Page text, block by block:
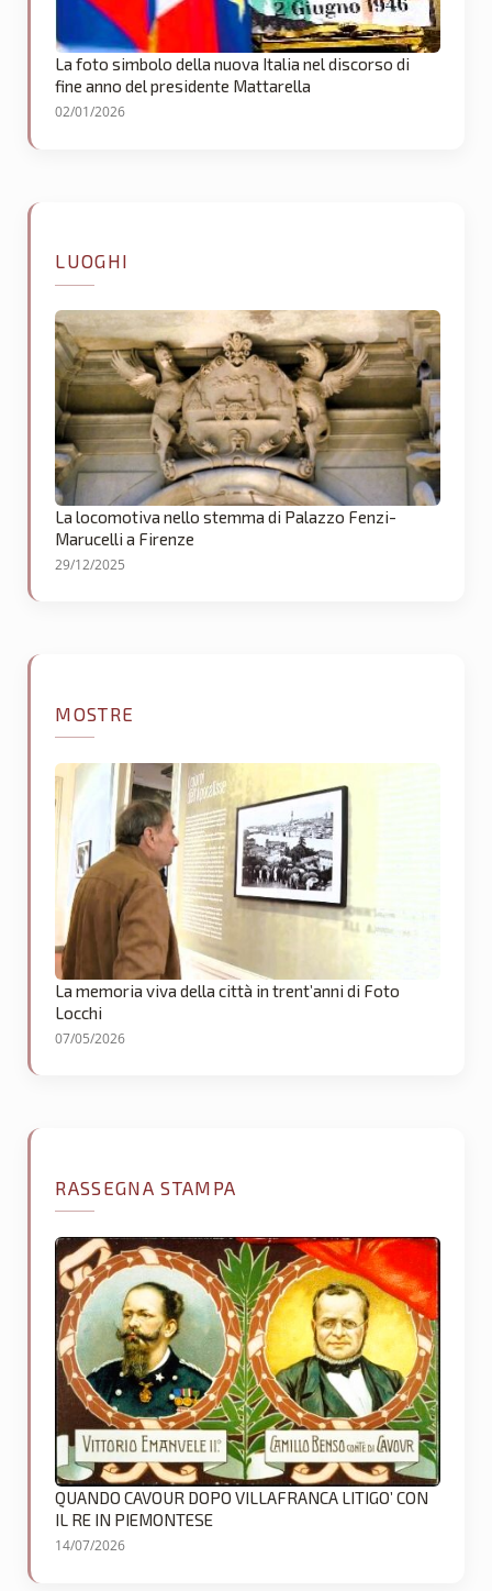
La foto simbolo della nuova Italia nel discorso di
fine anno del presidente Mattarella
02/01/2026
LUOGHI
La locomotiva nello stemma di Palazzo Fenzi-
Marucelli a Firenze
29/12/2025
MOSTRE
La memoria viva della città in trent’anni di Foto
Locchi
07/05/2026
RASSEGNA STAMPA
QUANDO CAVOUR DOPO VILLAFRANCA LITIGO’ CON
IL RE IN PIEMONTESE
14/07/2026